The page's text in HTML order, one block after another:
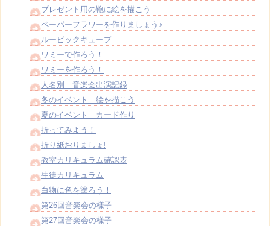
プレゼント用の鞄に絵を描こう
ペーパーフラワーを作りましょう♪
ルービックキューブ
ワミーで作ろう！
ワミーを作ろう！
人名別 音楽会出演記録
冬のイベント 絵を描こう
夏のイベント カード作り
折ってみよう！
折り紙おりましょ!
教室カリキュラム確認表
生徒カリキュラム
白物に色を塗ろう！
第26回音楽会の様子
第27回音楽会の様子